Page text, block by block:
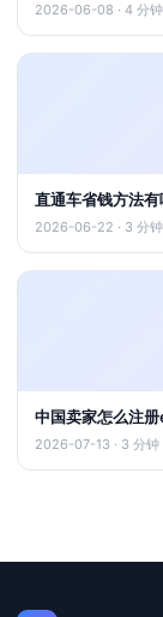
2026-06-08 · 4 分钟
直通车省钱方法
2026-06-22 · 3 分钟
中国卖家怎么注
2026-07-13 · 3 分钟